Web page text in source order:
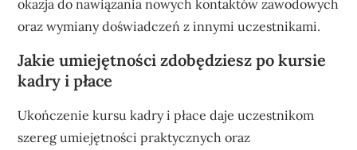
okazja do nawiązania nowych kontaktów zawodowych
oraz wymiany doświadczeń z innymi uczestnikami.
Jakie umiejętności zdobędziesz po kursie
kadry i płace
Ukończenie kursu kadry i płace daje uczestnikom
szereg umiejętności praktycznych oraz